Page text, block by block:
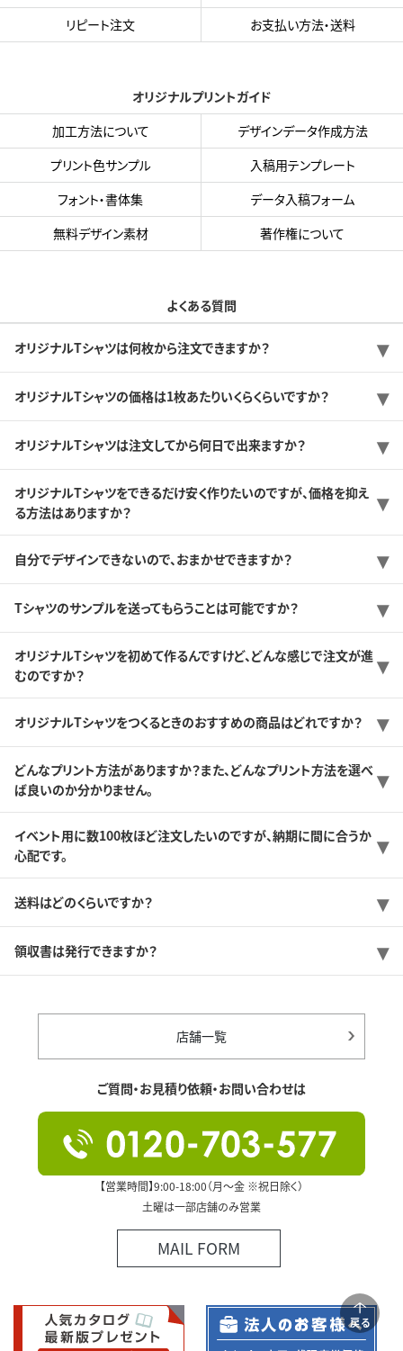
戻る
リピート注文
お支払い方法・送料
オリジナルプリントガイド
加工方法について
デザインデータ作成方法
プリント色サンプル
入稿用テンプレート
フォント・書体集
データ入稿フォーム
無料デザイン素材
著作権について
よくある質問
オリジナルTシャツは何枚から注文できますか？
オリジナルTシャツの価格は1枚あたりいくらくらいですか？
オリジナルTシャツは注文してから何日で出来ますか？
オリジナルTシャツをできるだけ安く作りたいのですが、価格を抑え
る方法はありますか？
自分でデザインできないので、おまかせできますか？
Tシャツのサンプルを送ってもらうことは可能ですか？
オリジナルTシャツを初めて作るんですけど、どんな感じで注文が進
むのですか？
オリジナルTシャツをつくるときのおすすめの商品はどれですか？
どんなプリント方法がありますか？また、どんなプリント方法を選べ
ば良いのか分かりません。
イベント用に数100枚ほど注文したいのですが、納期に間に合うか
心配です。
送料はどのくらいですか？
領収書は発行できますか？
店舗一覧
ご質問・お見積り依頼・お問い合わせは
【営業時間】9:00-18:00（月～金 ※祝日除く）
土曜は一部店舗のみ営業
MAIL FORM